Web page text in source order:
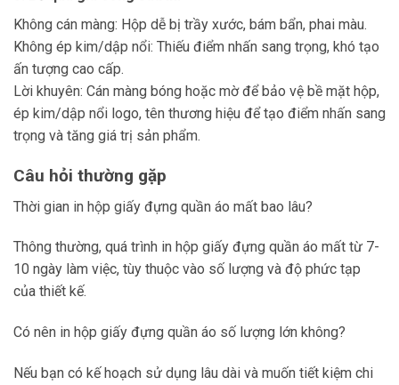
Không cán màng: Hộp dễ bị trầy xước, bám bẩn, phai màu.
Không ép kim/dập nổi: Thiếu điểm nhấn sang trọng, khó tạo
ấn tượng cao cấp.
Lời khuyên: Cán màng bóng hoặc mờ để bảo vệ bề mặt hộp,
ép kim/dập nổi logo, tên thương hiệu để tạo điểm nhấn sang
trọng và tăng giá trị sản phẩm.
Câu hỏi thường gặp
Thời gian in hộp giấy đựng quần áo mất bao lâu?
Thông thường, quá trình in hộp giấy đựng quần áo mất từ 7-
10 ngày làm việc, tùy thuộc vào số lượng và độ phức tạp
của thiết kế.
Có nên in hộp giấy đựng quần áo số lượng lớn không?
Nếu bạn có kế hoạch sử dụng lâu dài và muốn tiết kiệm chi